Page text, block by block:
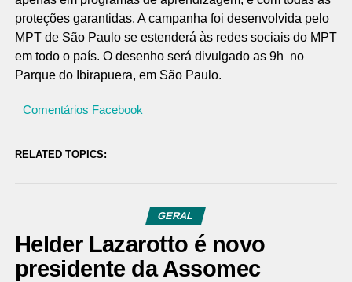
proteções garantidas. A campanha foi desenvolvida pelo
MPT de São Paulo se estenderá às redes sociais do MPT
em todo o país. O desenho será divulgado as 9h no
Parque do Ibirapuera, em São Paulo.
Comentários Facebook
RELATED TOPICS:
GERAL
Helder Lazarotto é novo
presidente da Assomec